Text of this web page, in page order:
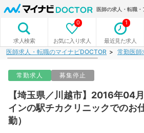
医師の求人・転職
求人検索 お気に入り求人
0
最近見た求人
1
医師求人・転職のマイナビDOCTOR 常勤医師
常勤求人 募集停止
【埼玉県／川越市】2016年04
インの駅チカクリニックでのお
勤）